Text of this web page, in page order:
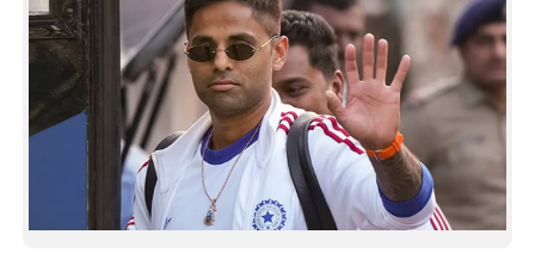
INFO+
ART